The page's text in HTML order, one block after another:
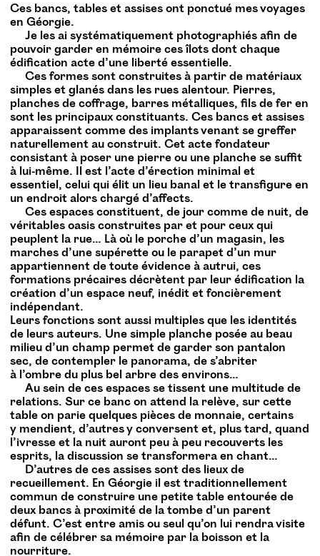
Ces bancs, tables et assises ont ponctué mes voyages
en Géorgie.
Je les ai systématiquement photographiés afin de
pouvoir garder en mémoire ces îlots dont chaque
édification acte d’une liberté essentielle.
Ces formes sont construites à partir de matériaux
simples et glanés dans les rues alentour. Pierres,
planches de coffrage, barres métalliques, fils de fer en
sont les principaux constituants. Ces bancs et assises
apparaissent comme des implants venant se greffer
naturellement au construit. Cet acte fondateur
consistant à poser une pierre ou une planche se suffit
à lui-même. Il est l’acte d’érection minimal et
essentiel, celui qui élit un lieu banal et le transfigure en
un endroit alors chargé d’affects.
Ces espaces constituent, de jour comme de nuit, de
véritables oasis construites par et pour ceux qui
peuplent la rue… Là où le porche d’un magasin, les
marches d’une supérette ou le parapet d’un mur
appartiennent de toute évidence à autrui, ces
formations précaires décrètent par leur édification la
création d’un espace neuf, inédit et foncièrement
indépendant.
Leurs fonctions sont aussi multiples que les identités
de leurs auteurs. Une simple planche posée au beau
milieu d’un champ permet de garder son pantalon
sec, de contempler le panorama, de s’abriter
à l’ombre du plus bel arbre des environs…
Au sein de ces espaces se tissent une multitude de
relations. Sur ce banc on attend la relève, sur cette
table on parie quelques pièces de monnaie, certains
y mendient, d’autres y conversent et, plus tard, quand
l’ivresse et la nuit auront peu à peu recouverts les
esprits, la discussion se transformera en chant…
D’autres de ces assises sont des lieux de
recueillement. En Géorgie il est traditionnellement
commun de construire une petite table entourée de
deux bancs à proximité de la tombe d’un parent
défunt. C’est entre amis ou seul qu’on lui rendra visite
afin de célébrer sa mémoire par la boisson et la
nourriture.